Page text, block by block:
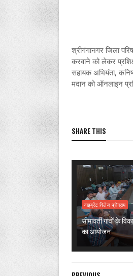
श्रीगंगानगर जिला
करवाने को लेकर
सहायक अभियंता,
मदान को ऑनलाइन
SHARE THIS
वाइब्रेंट विलेज प्रोग्राम
सीमावर्ती गांवों के
का आयोजन